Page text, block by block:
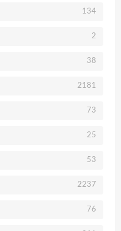
134
2
38
2181
73
25
53
2237
76